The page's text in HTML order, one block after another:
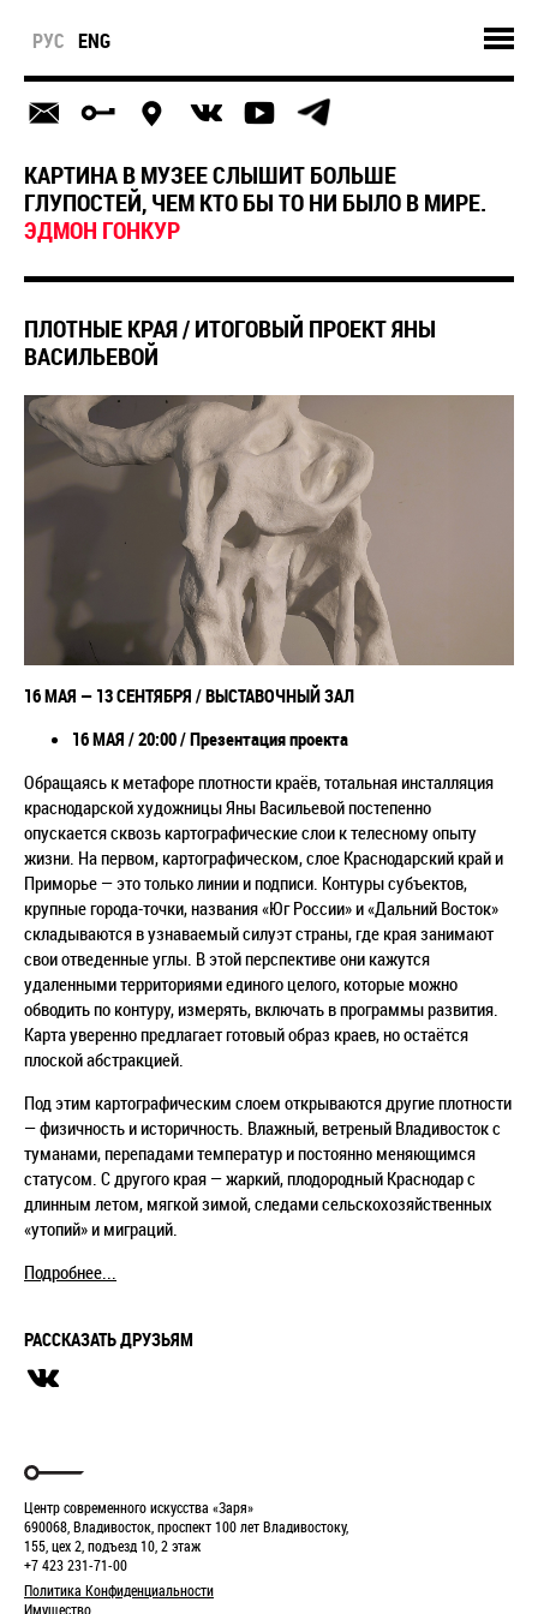
РУС ENG
КАРТИНА В МУЗЕЕ СЛЫШИТ БОЛЬШЕ
ГЛУПОСТЕЙ, ЧЕМ КТО БЫ ТО НИ БЫЛО В МИРЕ.
ЭДМОН ГОНКУР
ПЛОТНЫЕ КРАЯ / ИТОГОВЫЙ ПРОЕКТ ЯНЫ
ВАСИЛЬЕВОЙ
16 МАЯ — 13 СЕНТЯБРЯ / ВЫСТАВОЧНЫЙ ЗАЛ
16 МАЯ / 20:00 / Презентация проекта
Обращаясь к метафоре плотности краёв, тотальная инсталляция
краснодарской художницы Яны Васильевой постепенно
опускается сквозь картографические слои к телесному опыту
жизни. На первом, картографическом, слое Краснодарский край и
Приморье — это только линии и подписи. Контуры субъектов,
крупные города-точки, названия «Юг России» и «Дальний Восток»
складываются в узнаваемый силуэт страны, где края занимают
свои отведенные углы. В этой перспективе они кажутся
удаленными территориями единого целого, которые можно
обводить по контуру, измерять, включать в программы развития.
Карта уверенно предлагает готовый образ краев, но остаётся
плоской абстракцией.
Под этим картографическим слоем открываются другие плотности
— физичность и историчность. Влажный, ветреный Владивосток с
туманами, перепадами температур и постоянно меняющимся
статусом. С другого края — жаркий, плодородный Краснодар с
длинным летом, мягкой зимой, следами сельскохозяйственных
«утопий» и миграций.
Подробнее...
РАССКАЗАТЬ ДРУЗЬЯМ
Центр современного искусства «Заря»
690068, Владивосток, проспект 100 лет Владивостоку,
155, цех 2, подъезд 10, 2 этаж
+7 423 231-71-00
Политика Конфиденциальности
Имущество